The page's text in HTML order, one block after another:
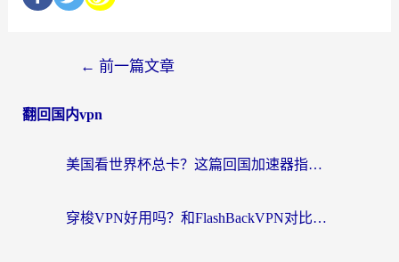
← 前一篇文章
翻回国内vpn
美国看世界杯总卡？这篇回国加速器指南帮你无缝刷国内资源（附苹果手机VPN设置步骤）
穿梭VPN好用吗？和FlashBackVPN对比哪个回国效果更好？